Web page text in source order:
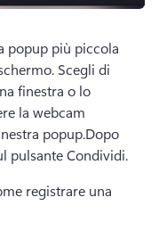
popup più piccola
Scegli di
finestra o lo
la webcam
popup.Dopo
pulsante Condividi.
registrare una